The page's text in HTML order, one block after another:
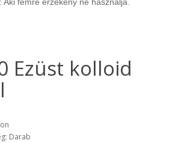
Ezüst kolloid
Darab